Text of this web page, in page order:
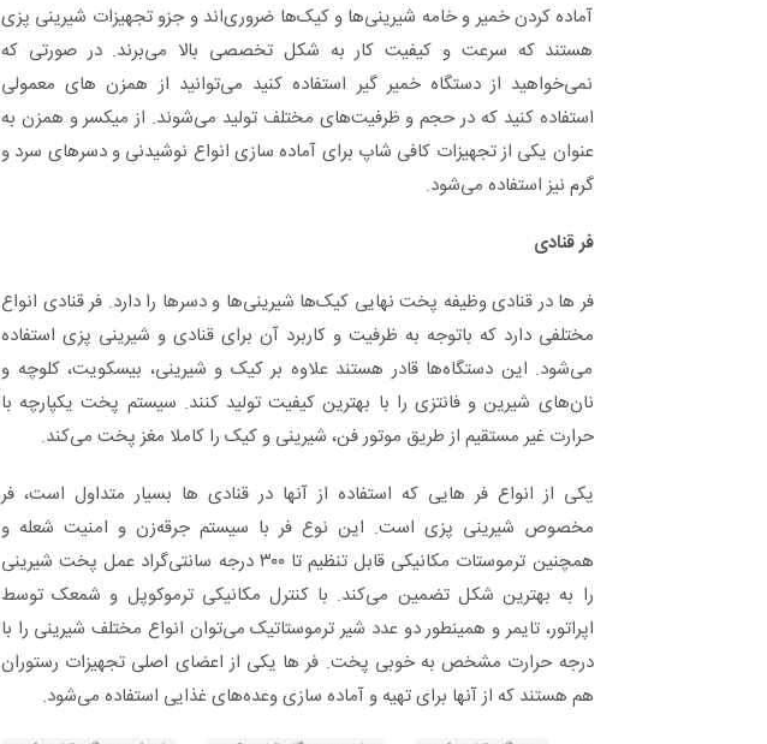
آماده کردن خمیر و خامه شیرینی‌ها و کیک‌ها ضروری‌اند و جزو تجهیزات شیرینی پزی
هستند که سرعت و کیفیت کار به شکل تخصصی بالا می‌برند. در صورتی که
نمی‌خواهید از دستگاه خمیر گیر استفاده کنید می‌توانید از همزن های معمولی
استفاده کنید که در حجم و ظرفیت‌های مختلف تولید می‌شوند. از میکسر و همزن به
عنوان یکی از تجهیزات کافی شاپ برای آماده سازی انواع نوشیدنی و دسرهای سرد و
گرم نیز استفاده می‌شود.
فر قنادی
فر ها در قنادی وظیفه پخت نهایی کیک‌ها شیرینی‌ها و دسرها را دارد. فر قنادی انواع
مختلفی دارد که باتوجه به ظرفیت و کاربرد آن برای قنادی و شیرینی پزی‌ استفاده
می‌شود. این دستگاه‌ها قادر هستند علاوه بر کیک و شیرینی، بیسکویت، کلوچه و
نان‌های شیرین و فانتزی را با بهترین کیفیت تولید کنند. سیستم پخت یکپارچه با
حرارت غیر مستقیم از طریق موتور فن، شیرینی و کیک را کاملا مغز پخت می‌کند.
یکی از انواع فر هایی که استفاده از آنها در قنادی ها بسیار متداول است، فر
مخصوص شیرینی پزی است. این نوع فر با سیستم جرقه‌زن و امنیت شعله و
همچنین ترموستات مکانیکی قابل تنظیم تا ۳۰۰ درجه سانتی‌گراد عمل پخت شیرینی
را به بهترین شکل تضمین می‌کند. با کنترل مکانیکی ترموکوپل و شمعک توسط
اپراتور، تایمر و همینطور دو عدد شیر ترموستاتیک می‌توان انواع مختلف شیرینی را با
درجه حرارت مشخص به خوبی پخت. فر ها یکی از اعضای اصلی تجهیزات رستوران
هم هستند که از آنها برای تهیه و آماده سازی وعده‌های غذایی استفاده می‌شود.